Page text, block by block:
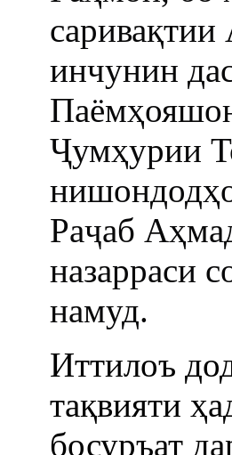
инчунин
Ҷумҳурии
Раҷаб
назарраси
намуд.
Иттилоъ
тақвияти
босуръат